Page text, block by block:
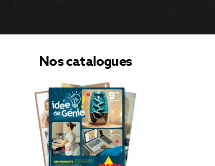
Nos catalogues